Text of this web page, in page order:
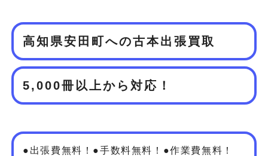
高知県安田町への古本出張買取
5,000冊以上から対応！
●出張費無料！●手数料無料！●作業費無料！